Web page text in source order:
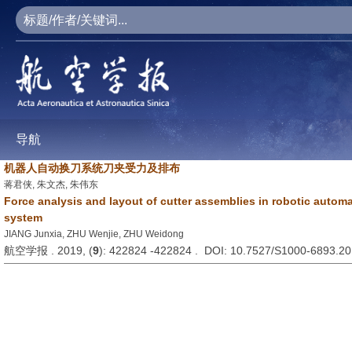
导航
机器人自动换刀系统刀夹受力及排布
蒋君侠, 朱文杰, 朱伟东
Force analysis and layout of cutter assemblies in robotic
system
JIANG Junxia, ZHU Wenjie, ZHU Weidong
航空学报 . 2019, (9): 422824 -422824 . DOI: 10.7527/S1000-